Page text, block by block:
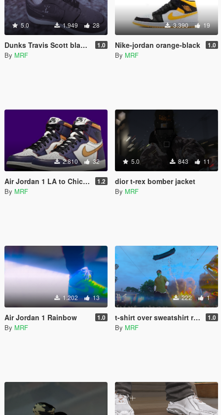
5.0 1.949 28
Dunks Travis Scott black-white 1.0
By MRF
3.390 19
Nike-jordan orange-black 1.0
By MRF
2.810 32
Air Jordan 1 LA to Chicago 2019 1.2
By MRF
5.0 843 11
dior t-rex bomber jacket
By MRF
1.202 13
Air Jordan 1 Rainbow 1.0
By MRF
222 1
t-shirt over sweatshirt retexture 1.0
By MRF